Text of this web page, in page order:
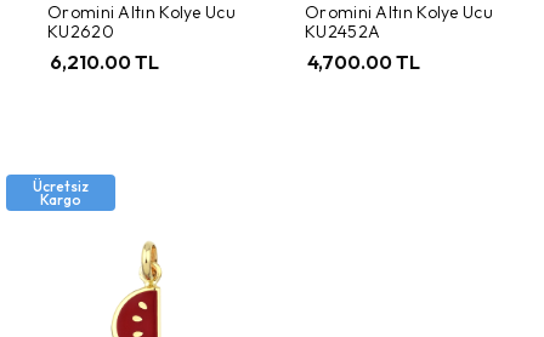
Oromini Altın Kolye Ucu
KU2620
6,210.00 TL
Oromini Altın Kolye Ucu
KU2452A
4,700.00 TL
Ücretsiz
Kargo